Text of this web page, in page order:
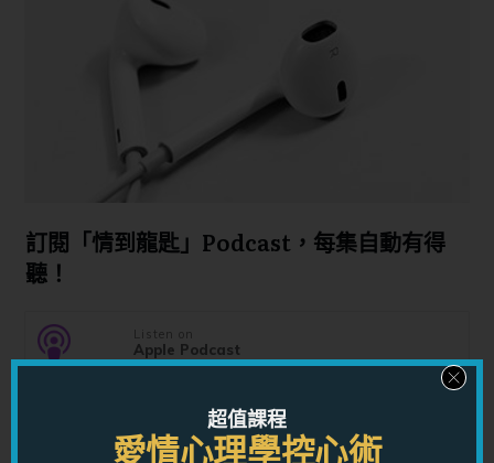
訂閱「情到龍匙」Podcast，每集自動有得
聽！
Listen on
Apple Podcast
超值課程
愛情心理學控心術